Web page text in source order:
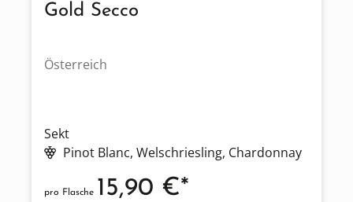
Gold Secco
Österreich
Sekt
Pinot Blanc, Welschriesling, Chardonnay
pro Flasche 15,90 €*